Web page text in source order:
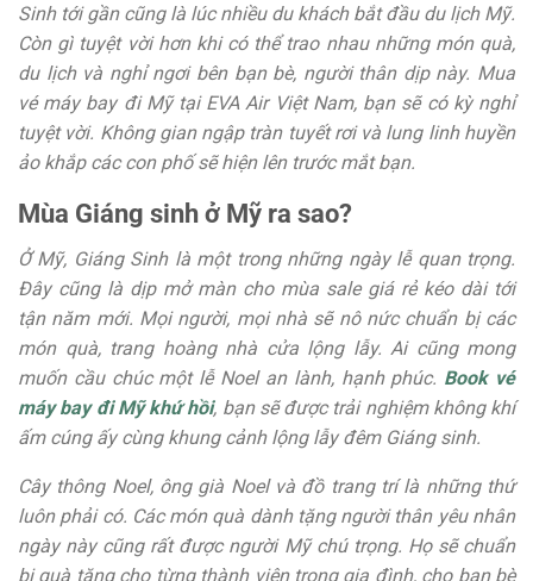
Sinh tới gần cũng là lúc nhiều du khách bắt đầu du lịch Mỹ.
Còn gì tuyệt vời hơn khi có thể trao nhau những món quà,
du lịch và nghỉ ngơi bên bạn bè, người thân dịp này. Mua
vé máy bay đi Mỹ tại EVA Air Việt Nam, bạn sẽ có kỳ nghỉ
tuyệt vời. Không gian ngập tràn tuyết rơi và lung linh huyền
ảo khắp các con phố sẽ hiện lên trước mắt bạn.
Mùa Giáng sinh ở Mỹ ra sao?
Ở Mỹ, Giáng Sinh là một trong những ngày lễ quan trọng.
Đây cũng là dịp mở màn cho mùa sale giá rẻ kéo dài tới
tận năm mới. Mọi người, mọi nhà sẽ nô nức chuẩn bị các
món quà, trang hoàng nhà cửa lộng lẫy. Ai cũng mong
muốn cầu chúc một lễ Noel an lành, hạnh phúc. Book vé
máy bay đi Mỹ khứ hồi, bạn sẽ được trải nghiệm không khí
ấm cúng ấy cùng khung cảnh lộng lẫy đêm Giáng sinh.
Cây thông Noel, ông già Noel và đồ trang trí là những thứ
luôn phải có. Các món quà dành tặng người thân yêu nhân
ngày này cũng rất được người Mỹ chú trọng. Họ sẽ chuẩn
bị quà tặng cho từng thành viên trong gia đình, cho bạn bè